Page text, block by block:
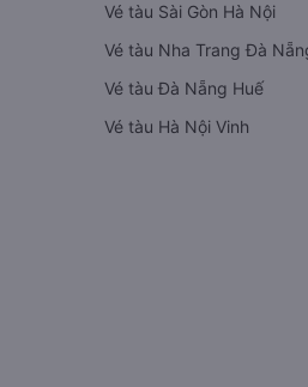
Vé tàu Sài Gòn Hà Nội
Vé tàu Nha Trang Đà
Vé tàu Đà Nẵng Huế
Vé tàu Hà Nội Vinh